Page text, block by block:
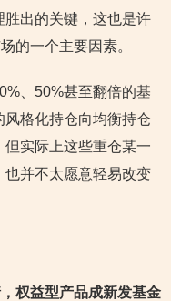
出的关键，这也是许
的一个主要因素。
、50%甚至翻倍的基
格化持仓向均衡持仓
实际上这些重仓某一
并不太愿意轻易改变
权益型产品成新发基金